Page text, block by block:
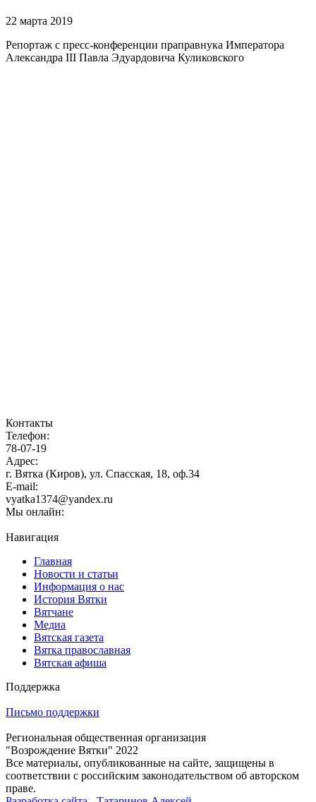
22 марта 2019
Репортаж с пресс-конференции праправнука Императора
Александра III Павла Эдуардовича Куликовского
Контакты
Телефон:
78-07-19
Адрес:
г. Вятка (Киров), ул. Спасская, 18, оф.34
E-mail:
vyatka1374@yandex.ru
Мы онлайн:
Навигация
Главная
Новости и статьи
Информация о нас
История Вятки
Вятчане
Медиа
Вятская газета
Вятка православная
Вятская афиша
Поддержка
Письмо поддержки
Региональная общественная организация
"Возрождение Вятки" 2022
Все материалы, опубликованные на сайте, защищены в
соответствии с российским законодательством об авторском
праве.